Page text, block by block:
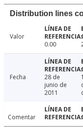
Distribution lines
Valor
0.00
Fecha
28 de
junio de
2011
Comentar